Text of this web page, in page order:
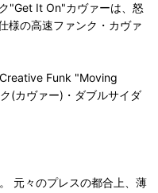
"Get It On"カヴァーは、怒
様の高速ファンク・カヴァ
Funk "Moving
(カヴァー)・ダブルサイダ
元々のプレスの都合上、薄